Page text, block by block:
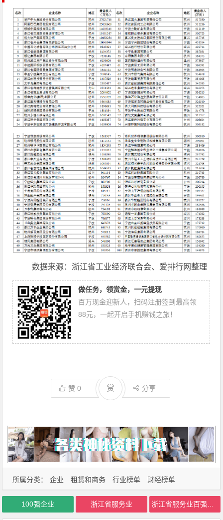
所属分类： 企业 租赁和商务 行业榜单 财经榜单
数据来源：浙江省工业经济联合会、爱排行网整理
做任务，领赏金，一元提现
百万现金迎新人，扫码注册签到最高领
88元，一起开启手机赚钱之旅！
赞0 赏 分享
100强企业 浙江省服务业